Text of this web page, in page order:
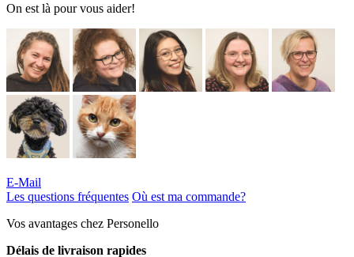
On est là pour vous aider!
E-Mail
Les questions fréquentes Où est ma commande?
Vos avantages chez Personello
Délais de livraison rapides